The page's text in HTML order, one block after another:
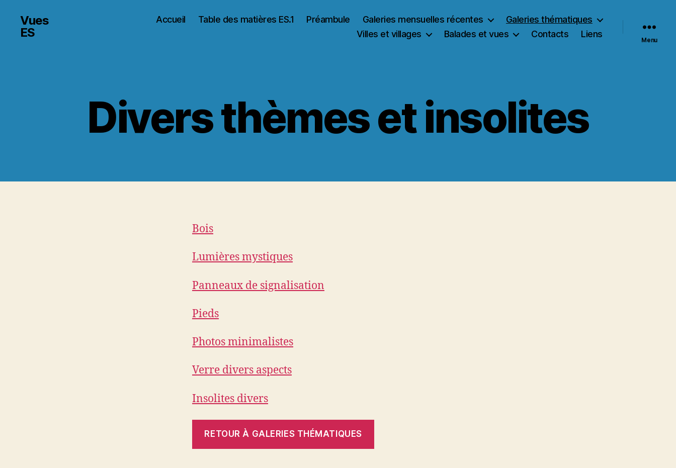
Vues
ES
Accueil Table des matières ES.1 Préambule Galeries mensuelles récentes
Galeries thématiques
Villes et villages
Balades et vues Contacts Liens
Menu
Divers thèmes et insolites
Bois
Lumières mystiques
Panneaux de signalisation
Pieds
Photos minimalistes
Verre divers aspects
Insolites divers
RETOUR À GALERIES THÉMATIQUES